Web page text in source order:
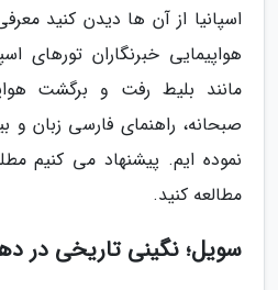
اسپانیا از آن ها دیدن کنید
هواپیمایی خبرنگاران تورهای
مانند بلیط رفت و برگشت
صبحانه، راهنمای فارسی زبان و
نموده ایم. پیشنهاد می کنیم
مطالعه کنید.
سویل؛ نگینی تاریخی در